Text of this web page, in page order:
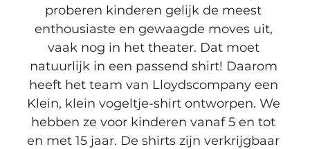
proberen kinderen gelijk de meest
enthousiaste en gewaagde moves uit,
vaak nog in het theater. Dat moet
natuurlijk in een passend shirt! Daarom
heeft het team van Lloydscompany een
Klein, klein vogeltje-shirt ontworpen. We
hebben ze voor kinderen vanaf 5 en tot
en met 15 jaar. De shirts zijn verkrijgbaar